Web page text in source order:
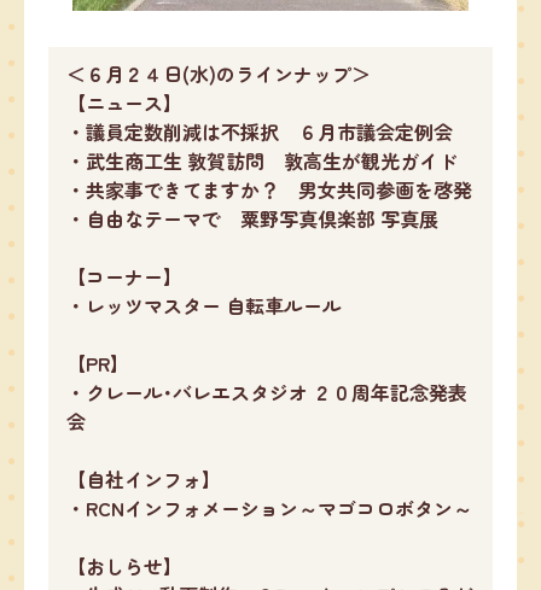
＜６月２４日(水)のラインナップ＞
【ニュース】
・議員定数削減は不採択 ６月市議会定例会
・武生商工生 敦賀訪問 敦高生が観光ガイド
・共家事できてますか？ 男女共同参画を啓発
・自由なテーマで 粟野写真倶楽部 写真展
【コーナー】
・レッツマスター 自転車ルール
【PR】
・クレール･バレエスタジオ ２０周年記念発表
会
【自社インフォ】
・RCNインフォメーション～マゴコロボタン～
【おしらせ】